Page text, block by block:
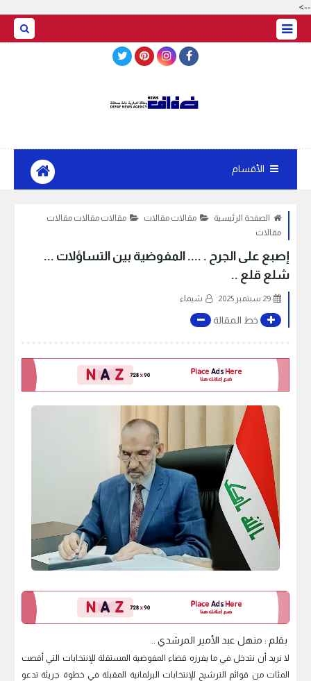
-->
الأقسام
الصفحة الرئيسية مقالات مقالات
مقالات مقالات مقالات
مقالات
إصبع على الجرح . .... المفوضية بين التساؤلات ...
شلع قلع ..
29 سبتمبر 2025 شيماء
خط المقالة
بقلم : منهل عبد الأمير المرشدي ..
لا نريد أن نتدخل في ما يفرزه قضاء المفوضية المستقلة للإنتخابات التي أقصت
المئات من قوائم الترشيح للإنتخابات البرلمانية المقبلة في خطوة جريئة تدعو